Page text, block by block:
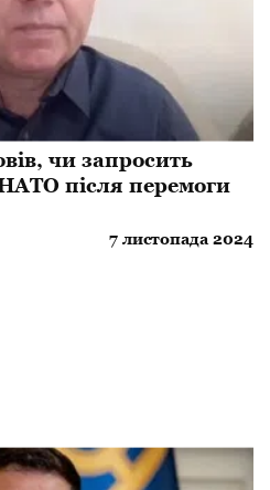
чи запросить
після перемоги
7 листопада 2024